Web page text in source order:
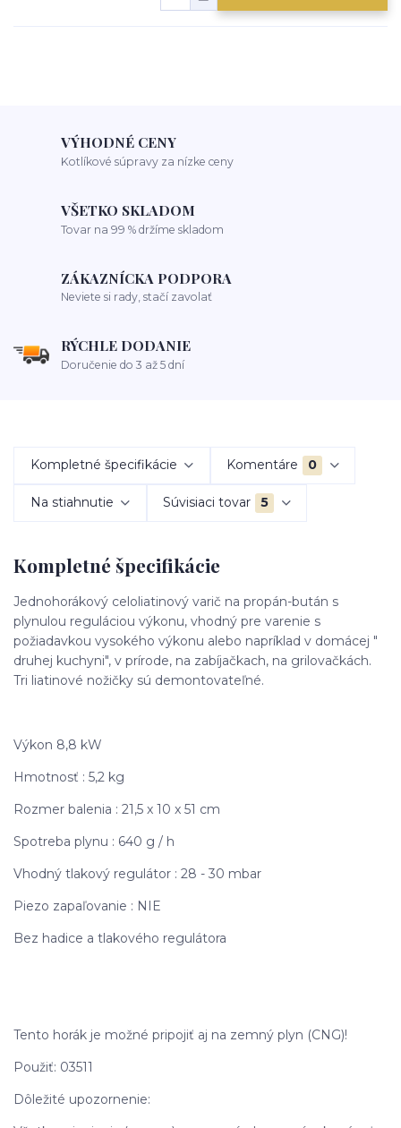
VÝHODNÉ CENY
Kotlíkové súpravy za nízke ceny
VŠETKO SKLADOM
Tovar na 99 % držíme skladom
ZÁKAZNÍCKA PODPORA
Neviete si rady, stačí zavolať
RÝCHLE DODANIE
Doručenie do 3 až 5 dní
Kompletné špecifikácie Komentáre 0
Na stiahnutie Súvisiaci tovar 5
Kompletné špecifikácie
Jednohorákový celoliatinový varič na propán-bután s
plynulou reguláciou výkonu, vhodný pre varenie s
požiadavkou vysokého výkonu alebo napríklad v domácej "
druhej kuchyni", v prírode, na zabíjačkach, na grilovačkách.
Tri liatinové nožičky sú demontovateľné.
Výkon 8,8 kW
Hmotnosť : 5,2 kg
Rozmer balenia : 21,5 x 10 x 51 cm
Spotreba plynu : 640 g / h
Vhodný tlakový regulátor : 28 - 30 mbar
Piezo zapaľovanie : NIE
Bez hadice a tlakového regulátora
Tento horák je možné pripojiť aj na zemný plyn (CNG)!
Použiť: 03511
Dôležité upozornenie: